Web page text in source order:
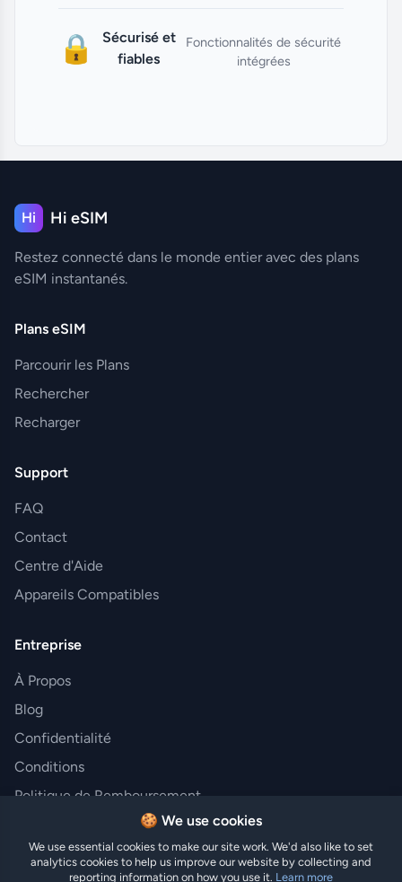
🔒
Sécurisé et
fiables
Fonctionnalités de sécurité
intégrées
Hi Hi eSIM
Restez connecté dans le monde entier avec des plans
eSIM instantanés.
Plans eSIM
Parcourir les Plans
Rechercher
Recharger
Support
FAQ
Contact
Centre d'Aide
Appareils Compatibles
Entreprise
À Propos
Blog
Confidentialité
Conditions
Politique de Remboursement
© 2025 Hi eSIM. Tous droits réservés.
🍪 We use cookies
We use essential cookies to make our site work. We'd also like to set
analytics cookies to help us improve our website by collecting and
reporting information on how you use it. Learn more